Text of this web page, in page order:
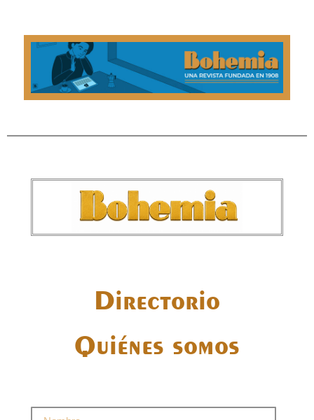
Directorio
Quiénes somos